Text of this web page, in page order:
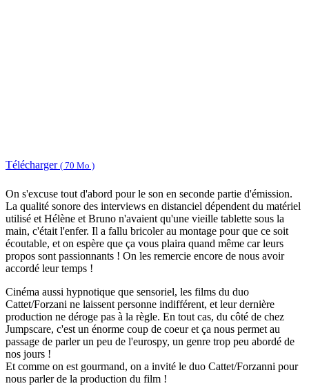
Télécharger ( 70 Mo )
On s'excuse tout d'abord pour le son en seconde partie d'émission.
La qualité sonore des interviews en distanciel dépendent du matériel
utilisé et Hélène et Bruno n'avaient qu'une vieille tablette sous la
main, c'était l'enfer. Il a fallu bricoler au montage pour que ce soit
écoutable, et on espère que ça vous plaira quand même car leurs
propos sont passionnants ! On les remercie encore de nous avoir
accordé leur temps !
Cinéma aussi hypnotique que sensoriel, les films du duo
Cattet/Forzani ne laissent personne indifférent, et leur dernière
production ne déroge pas à la règle. En tout cas, du côté de chez
Jumpscare, c'est un énorme coup de coeur et ça nous permet au
passage de parler un peu de l'eurospy, un genre trop peu abordé de
nos jours !
Et comme on est gourmand, on a invité le duo Cattet/Forzanni pour
nous parler de la production du film !